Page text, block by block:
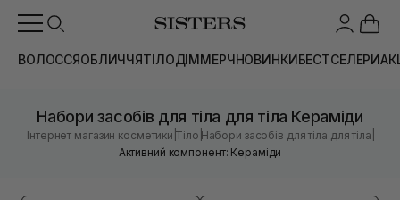
ВОЛОССЯОБЛИЧЧЯТІЛОДІММЕРЧНОВИНКИБЕСТСЕЛЕРИ
Набори засобів для тіла для тіла Кераміди
Інтернет магазин косметики |Тіло |Набори засобів для тіла для тіла
Активний компонент: Кераміди